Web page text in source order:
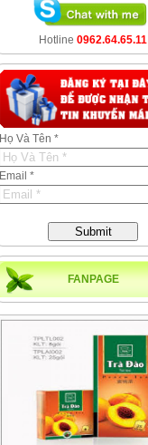
Hotline 0962.64.65.11
Họ Và Tên *
Email *
Submit
FANPAGE